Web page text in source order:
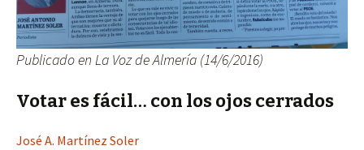
Publicado en La Voz de Almería (14/6/2016)
Votar es fácil… con los ojos cerrados
José A. Martínez Soler